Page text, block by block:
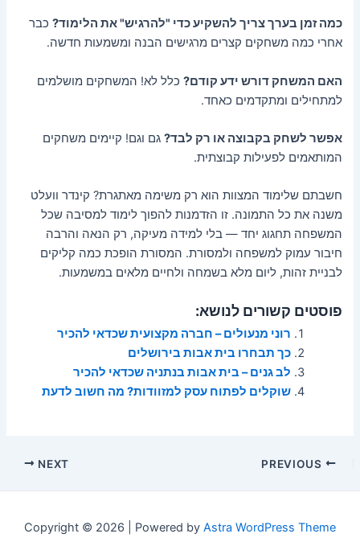
כמה זמן בערך צריך להשקיע כדי "להרגיש" את הלימוד? כבר
אחרי כמה משחקים קצרים מרגישים הבנה ומשמעות חדשה.
האם המשחק דורש ידע קודם? כלל לא! המשחקים מושלמים
למתחילים ומתקדמים כאחד.
אפשר לשחק בקבוצה או רק לבד? גם וגם! קיימים משחקים
המותאמים לפעילות קבוצתית.
חשבתם שלימוד המצוות הוא רק משימה מאתגרת? קינדר וועלט
משנה את כל התמונה. זו הזדמנות להפוך לימוד למסיבה שכל
המשפחה תחגוג יחד — בלי למידה מעיקה, רק הנאה והרבה
חיבור עמוק למשפחה ולמסורת. המסורת הופכת כמה קליקים
לבניית זהות, ליום מלא בשמחה ולחיים מלאים במשמעות.
פוסטים קשורים לנושא:
רוני מנעולים – חברה מקצועית שכדאי להכיר
כך תבחרו בית אבות בירושלים
לב גנים – בית אבות בנתניה שכדאי להכיר
שוקלים לפתוח עסק למזוודות? מה חשוב לדעת
Post
NEXT
Copyright © 2026 | Powered by Astra WordPress Theme